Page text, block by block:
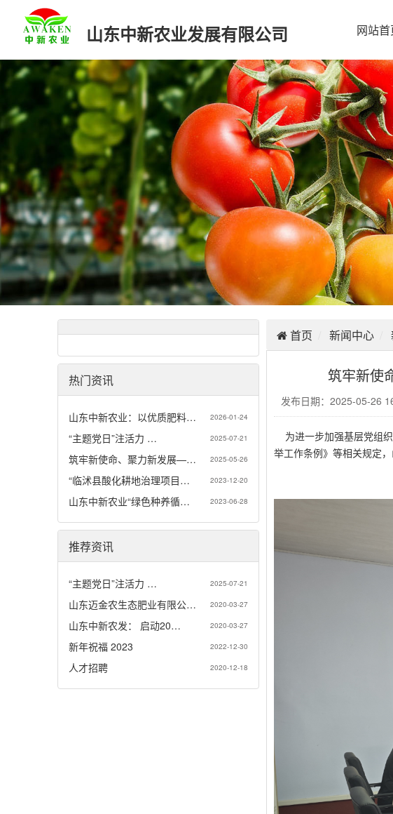
山东中新农业发展有限公司 网站首
热门资讯
山东中新农业：以优质肥料… 2026-01-24
“主题党日”注活力 … 2025-07-21
筑牢新使命、聚力新发展—… 2025-05-26
“临沭县酸化耕地治理项目… 2023-12-20
山东中新农业“绿色种养循… 2023-06-28
推荐资讯
“主题党日”注活力 … 2025-07-21
山东迈金农生态肥业有限公… 2020-03-27
山东中新农发： 启动20… 2020-03-27
新年祝福 2023 2022-12-30
人才招聘 2020-12-18
首页 新闻中心
筑牢新使
发布日期：2025-05-26
为进一步加强基层党组
举工作条例》等相关规定